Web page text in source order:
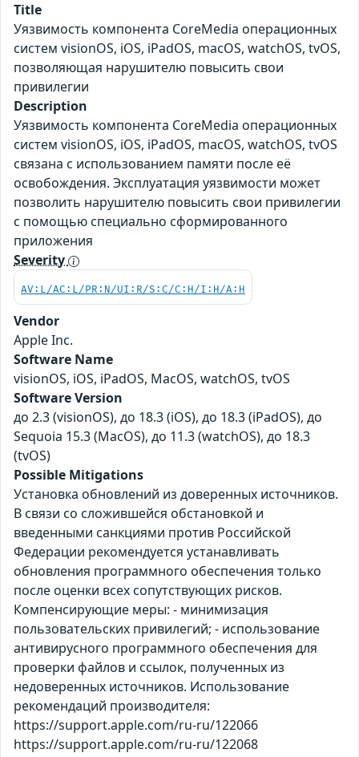
Title
Уязвимость компонента CoreMedia операционных
систем visionOS, iOS, iPadOS, macOS, watchOS, tvOS,
позволяющая нарушителю повысить свои
привилегии
Description
Уязвимость компонента CoreMedia операционных
систем visionOS, iOS, iPadOS, macOS, watchOS, tvOS
связана с использованием памяти после её
освобождения. Эксплуатация уязвимости может
позволить нарушителю повысить свои привилегии
с помощью специально сформированного
приложения
Severity
AV:L/AC:L/PR:N/UI:R/S:C/C:H/I:H/A:H
Vendor
Apple Inc.
Software Name
visionOS, iOS, iPadOS, MacOS, watchOS, tvOS
Software Version
до 2.3 (visionOS), до 18.3 (iOS), до 18.3 (iPadOS), до
Sequoia 15.3 (MacOS), до 11.3 (watchOS), до 18.3
(tvOS)
Possible Mitigations
Установка обновлений из доверенных источников.
В связи со сложившейся обстановкой и
введенными санкциями против Российской
Федерации рекомендуется устанавливать
обновления программного обеспечения только
после оценки всех сопутствующих рисков.
Компенсирующие меры: - минимизация
пользовательских привилегий; - использование
антивирусного программного обеспечения для
проверки файлов и ссылок, полученных из
недоверенных источников. Использование
рекомендаций производителя:
https://support.apple.com/ru-ru/122066
https://support.apple.com/ru-ru/122068